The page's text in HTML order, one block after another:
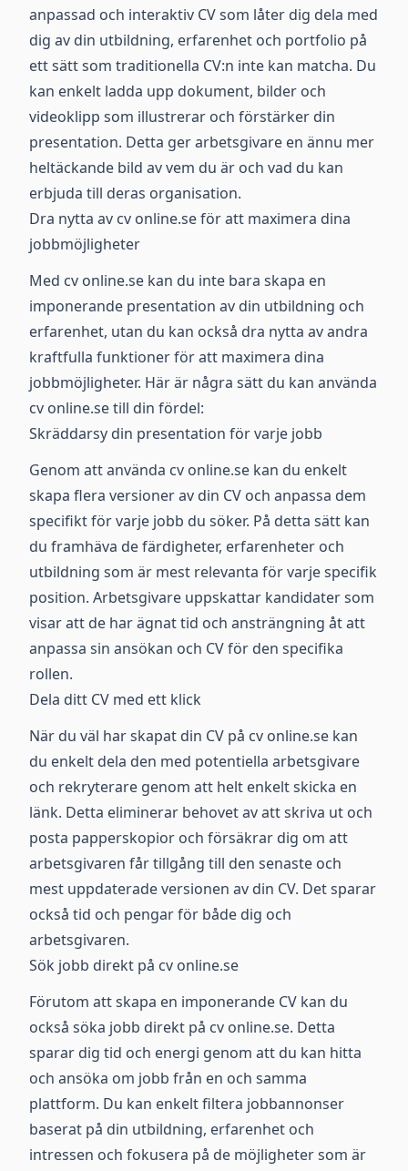
anpassad och interaktiv CV som låter dig dela med
dig av din utbildning, erfarenhet och portfolio på
ett sätt som traditionella CV:n inte kan matcha. Du
kan enkelt ladda upp dokument, bilder och
videoklipp som illustrerar och förstärker din
presentation. Detta ger arbetsgivare en ännu mer
heltäckande bild av vem du är och vad du kan
erbjuda till deras organisation.
Dra nytta av cv online.se för att maximera dina
jobbmöjligheter
Med cv online.se kan du inte bara skapa en
imponerande presentation av din utbildning och
erfarenhet, utan du kan också dra nytta av andra
kraftfulla funktioner för att maximera dina
jobbmöjligheter. Här är några sätt du kan använda
cv online.se till din fördel:
Skräddarsy din presentation för varje jobb
Genom att använda cv online.se kan du enkelt
skapa flera versioner av din CV och anpassa dem
specifikt för varje jobb du söker. På detta sätt kan
du framhäva de färdigheter, erfarenheter och
utbildning som är mest relevanta för varje specifik
position. Arbetsgivare uppskattar kandidater som
visar att de har ägnat tid och ansträngning åt att
anpassa sin ansökan och CV för den specifika
rollen.
Dela ditt CV med ett klick
När du väl har skapat din CV på cv online.se kan
du enkelt dela den med potentiella arbetsgivare
och rekryterare genom att helt enkelt skicka en
länk. Detta eliminerar behovet av att skriva ut och
posta papperskopior och försäkrar dig om att
arbetsgivaren får tillgång till den senaste och
mest uppdaterade versionen av din CV. Det sparar
också tid och pengar för både dig och
arbetsgivaren.
Sök jobb direkt på cv online.se
Förutom att skapa en imponerande CV kan du
också söka jobb direkt på cv online.se. Detta
sparar dig tid och energi genom att du kan hitta
och ansöka om jobb från en och samma
plattform. Du kan enkelt filtera jobbannonser
baserat på din utbildning, erfarenhet och
intressen och fokusera på de möjligheter som är